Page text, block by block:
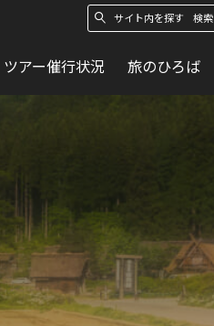
検索
ツアー催行状況 旅のひろば